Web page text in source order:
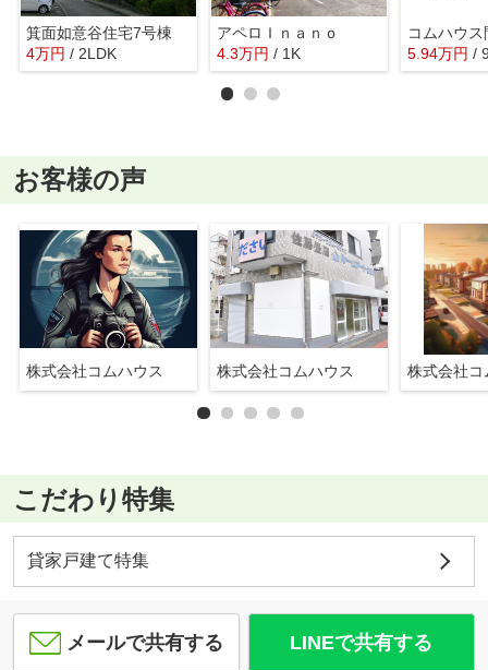
箕面如意谷住宅7号棟
4万円 / 2LDK
アペロＩｎａｎｏ
4.3万円 / 1K 5.94万円 /
お客様の声
株式会社コムハウス 株式会社コムハウス 株式会社コ
こだわり特集
貸家戸建て特集
メールで共有する LINEで共有する